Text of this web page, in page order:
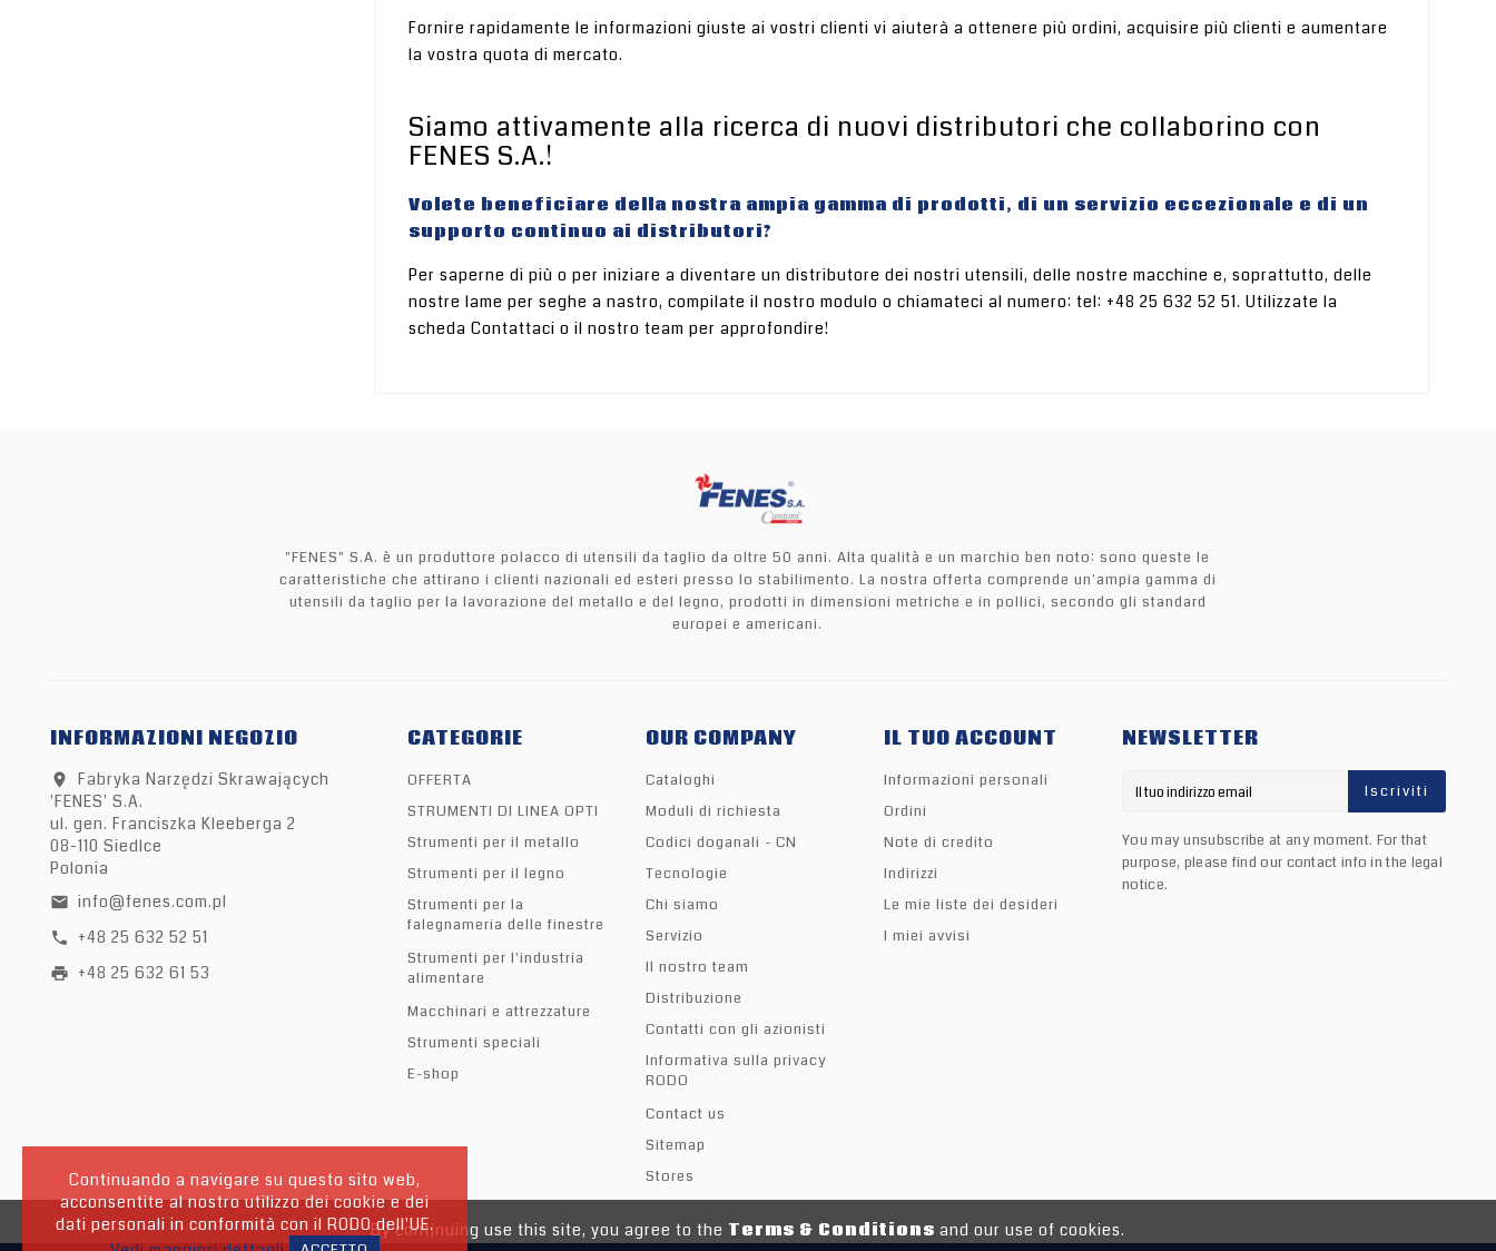
By continuing use this site, you agree to the Terms & Conditions and our use of cookies.
Fornire rapidamente le informazioni giuste ai vostri clienti vi aiuterà a ottenere più ordini, acquisire più clienti e aumentare
la vostra quota di mercato.
Siamo attivamente alla ricerca di nuovi distributori che collaborino con
FENES S.A.!
Volete beneficiare della nostra ampia gamma di prodotti, di un servizio eccezionale e di un
supporto continuo ai distributori?
Per saperne di più o per iniziare a diventare un distributore dei nostri utensili, delle nostre macchine e, soprattutto, delle
nostre lame per seghe a nastro, compilate il nostro modulo o chiamateci al numero: tel: +48 25 632 52 51. Utilizzate la
scheda Contattaci o il nostro team per approfondire!
"FENES" S.A. è un produttore polacco di utensili da taglio da oltre 50 anni. Alta qualità e un marchio ben noto: sono queste le
caratteristiche che attirano i clienti nazionali ed esteri presso lo stabilimento. La nostra offerta comprende un'ampia gamma di
utensili da taglio per la lavorazione del metallo e del legno, prodotti in dimensioni metriche e in pollici, secondo gli standard
europei e americani.
INFORMAZIONI NEGOZIO
location_on
Fabryka Narzędzi Skrawających
'FENES' S.A.
ul. gen. Franciszka Kleeberga 2
08-110 Siedlce
Polonia
email info@fenes.com.pl
call +48 25 632 52 51
print +48 25 632 61 53
CATEGORIE
OFFERTA
STRUMENTI DI LINEA OPTI
Strumenti per il metallo
Strumenti per il legno
Strumenti per la
falegnameria delle finestre
Strumenti per l'industria
alimentare
Macchinari e attrezzature
Strumenti speciali
E-shop
OUR COMPANY
Cataloghi
Moduli di richiesta
Codici doganali - CN
Tecnologie
Chi siamo
Servizio
Il nostro team
Distribuzione
Contatti con gli azionisti
Informativa sulla privacy
RODO
Contact us
Sitemap
Stores
IL TUO ACCOUNT
Informazioni personali
Ordini
Note di credito
Indirizzi
Le mie liste dei desideri
I miei avvisi
NEWSLETTER
Iscriviti
You may unsubscribe at any moment. For that
purpose, please find our contact info in the legal
notice.
Continuando a navigare su questo sito web,
acconsentite al nostro utilizzo dei cookie e dei
dati personali in conformità con il RODO dell'UE.